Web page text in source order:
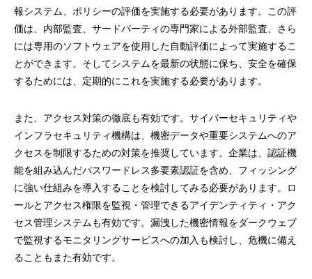
報システム、ポリシーの評価を実施する必要があります。この評
価は、内部監査、サードパーティの専門家による外部監査、さら
には専用のソフトウェアを使用した自動評価によって実施するこ
とができます。そしてシステムを最新の状態に保ち、安全を確保
するためには、定期的にこれを実施する必要があります。
また、アクセス対策の徹底も有効です。サイバーセキュリティや
インフラセキュリティ機構は、機密データや重要システムへのア
クセスを制限するための対策を推奨しています。企業は、認証機
能を組み込んだパスワードレス多要素認証を含め、フィッシング
に強い仕組みを導入することを検討してみる必要があります。ロ
ールとアクセス権限を監視・管理できるアイデンティティ・アク
セス管理システムも有効です。漏洩した機密情報をダークウェブ
で監視するモニタリングサービスへの加入も検討し、危機に備え
ることもまた有効です。